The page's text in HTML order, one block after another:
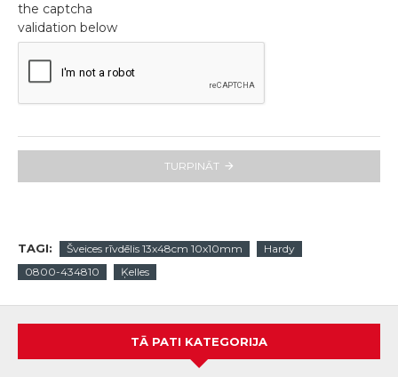
the captcha
validation below
TURPINĀT
TAGI: Šveices rīvdēlis 13x48cm 10x10mm
Hardy
0800-434810
Ķelles
TĀ PATI KATEGORIJA